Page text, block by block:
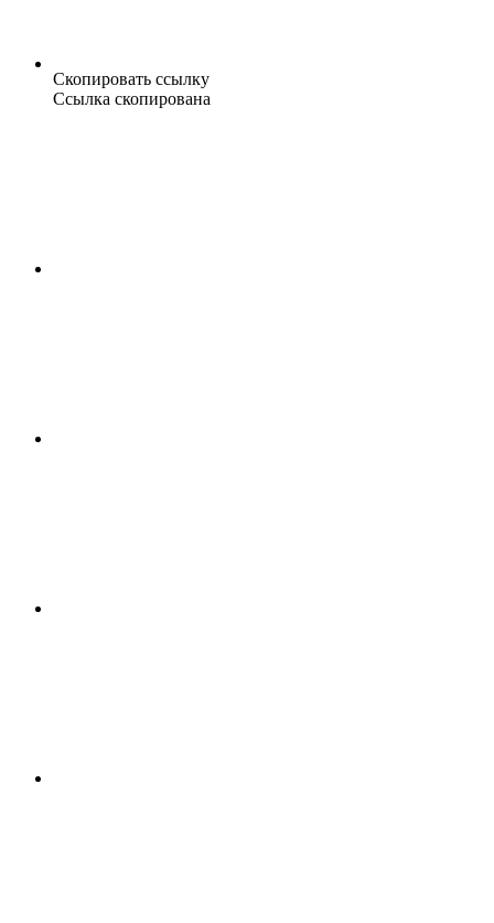
Скопировать ссылку
Ссылка скопирована